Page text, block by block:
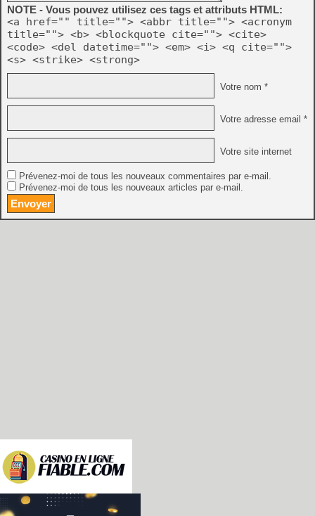
NOTE - Vous pouvez utilisez ces tags et attributs HTML:
<a href="" title=""> <abbr title=""> <acronym
title=""> <b> <blockquote cite=""> <cite>
<code> <del datetime=""> <em> <i> <q cite="">
<s> <strike> <strong>
Votre nom *
Votre adresse email *
Votre site internet
Prévenez-moi de tous les nouveaux commentaires par e-mail.
Prévenez-moi de tous les nouveaux articles par e-mail.